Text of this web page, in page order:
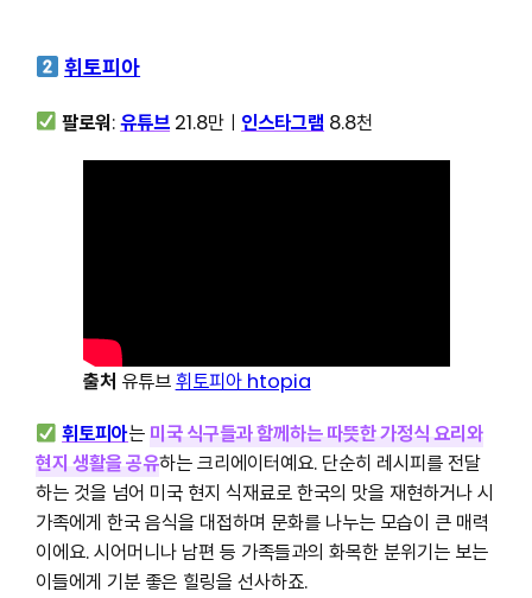
휘토피아
팔로워:유튜브 21.8만ㅣ 인스타그램 8.8천
출처 유튜브휘토피아 htopia
휘토피아는미국 식구들과 함께하는 따뜻한 가정식 요리와
현지 생활을 공유하는 크리에이터예요. 단순히 레시피를 전달
하는 것을 넘어 미국 현지 식재료로 한국의 맛을 재현하거나 시
가족에게 한국 음식을 대접하며 문화를 나누는 모습이 큰 매력
이에요. 시어머니나 남편 등 가족들과의 화목한 분위기는 보는
이들에게 기분 좋은 힐링을 선사하죠.